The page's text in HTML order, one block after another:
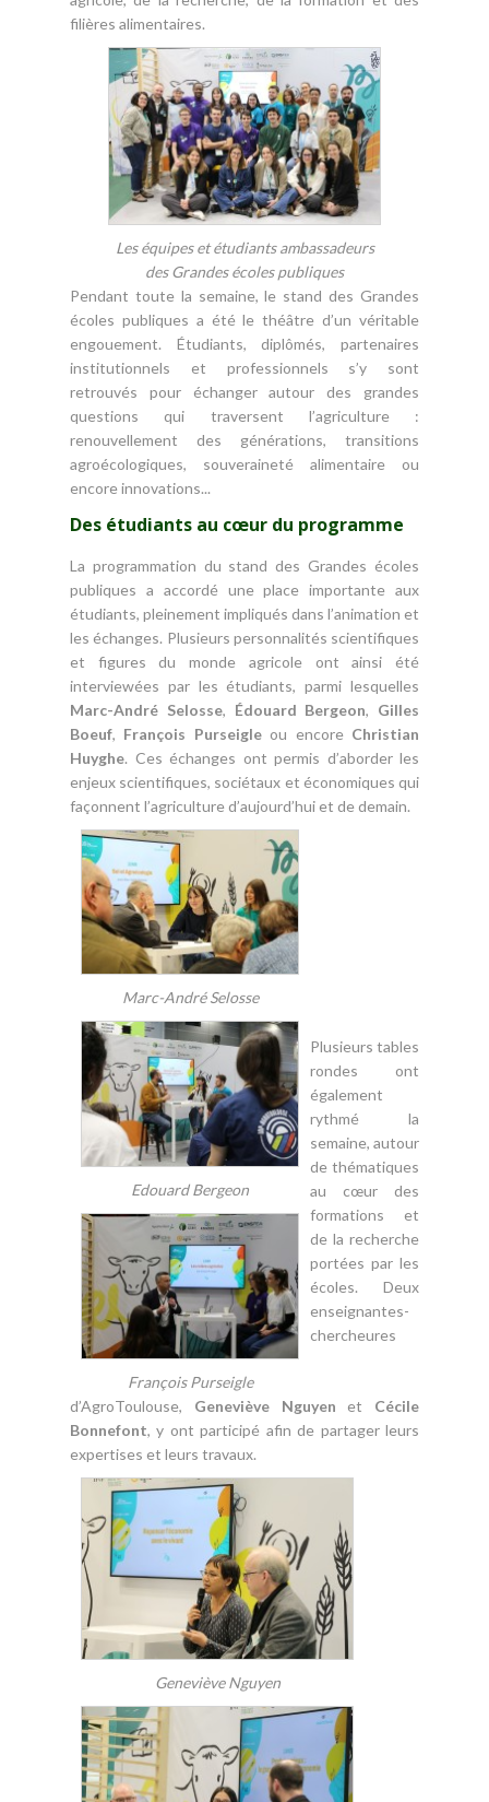
filières alimentaires.
Les équipes et étudiants ambassadeurs
des Grandes écoles publiques
Pendant toute la semaine, le stand des Grandes
écoles publiques a été le théâtre d’un véritable
engouement. Étudiants, diplômés, partenaires
institutionnels et professionnels s’y sont
retrouvés pour échanger autour des grandes
questions qui traversent l’agriculture :
renouvellement des générations, transitions
agroécologiques, souveraineté alimentaire ou
encore innovations...
Des étudiants au cœur du programme
La programmation du stand des Grandes écoles
publiques a accordé une place importante aux
étudiants, pleinement impliqués dans l’animation et
les échanges. Plusieurs personnalités scientifiques
et figures du monde agricole ont ainsi été
interviewées par les étudiants, parmi lesquelles
Marc-André Selosse, Édouard Bergeon, Gilles
Boeuf, François Purseigleou encore Christian
Huyghe. Ces échanges ont permis d’aborder les
enjeux scientifiques, sociétaux et économiques qui
façonnent l’agriculture d’aujourd’hui et de demain.
Marc-André Selosse
Edouard Bergeon
François Purseigle
Plusieurs tables
rondes ont
également
rythmé la
semaine, autour
de thématiques
au cœur des
formations et
de la recherche
portées par les
écoles. Deux
enseignantes-
chercheures
d’AgroToulouse, Geneviève Nguyen et Cécile
Bonnefont, y ont participé afin de partager leurs
expertises et leurs travaux.
Geneviève Nguyen